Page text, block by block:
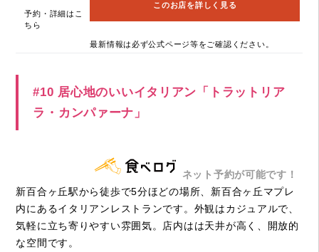
予約・詳細はこ
ちら
このお店を詳しく見る
最新情報は必ず公式ページ等をご確認ください。
#10 居心地のいいイタリアン「トラットリア
ラ・カンパァーナ」
ネット予約が可能です！
新百合ヶ丘駅から徒歩で5分ほどの場所、新百合ヶ丘マプレ
内にあるイタリアンレストランです。外観はカジュアルで、
気軽に立ち寄りやすい雰囲気。店内はは天井が高く、開放的
な空間です。